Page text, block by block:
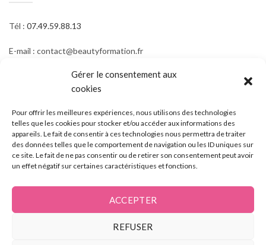
Gérer le consentement aux
cookies
Pour offrir les meilleures expériences, nous utilisons des technologies
telles que les cookies pour stocker et/ou accéder aux informations des
appareils. Le fait de consentir à ces technologies nous permettra de traiter
des données telles que le comportement de navigation ou les ID uniques sur
ce site. Le fait de ne pas consentir ou de retirer son consentement peut avoir
un effet négatif sur certaines caractéristiques et fonctions.
ACCEPTER
REFUSER
Tél : 07.49.59.88.13
E-mail : contact@beautyformation.fr
Adresse : 206 Av. de Versailles, 75016 Paris
Suivez nous